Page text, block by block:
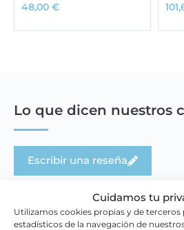
Cuidamos tu
Utilizamos cookies propias y de
estadísticos de la navegación de
48,00 €
Lo que dicen nuestros
Escribir una reseña